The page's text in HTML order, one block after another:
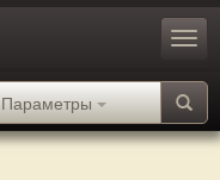
Параметры